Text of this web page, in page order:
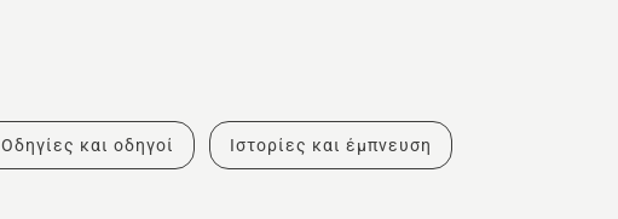
Οδηγίες και οδηγοί Ιστορίες και έμπνευση